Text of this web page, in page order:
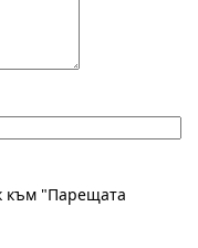
към "Парещата